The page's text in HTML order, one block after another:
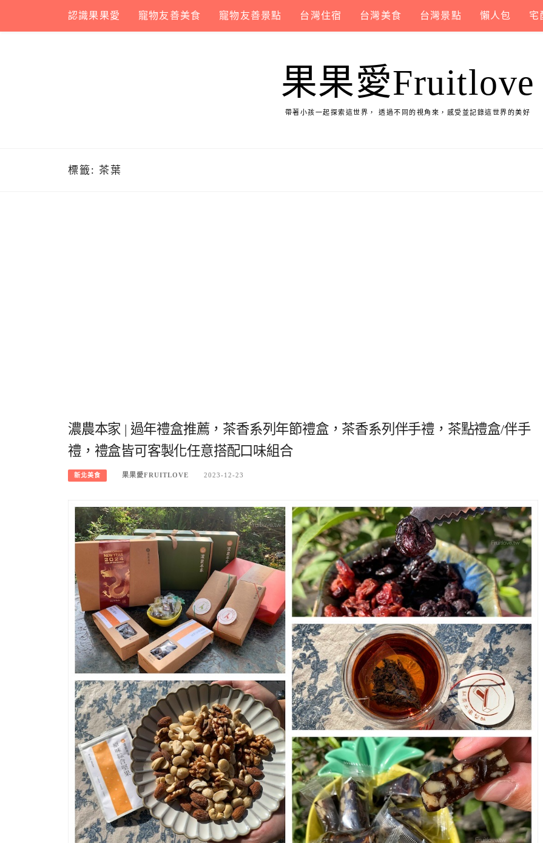
content
認識果果愛 寵物友善美食 寵物友善景點 台灣住宿 台灣美食 台灣景點 懶人包 宅
果果愛Fruitlove
帶著小孩一起探索這世界， 透過不同的視角來，感受並記錄這世界的美好
標籤: 茶葉
濃農本家 | 過年禮盒推薦，茶香系列年節禮盒，茶香系列伴手禮，茶點禮盒/伴手
禮，禮盒皆可客製化任意搭配口味組合
新北美食 果果愛FRUITLOVE 2023-12-23